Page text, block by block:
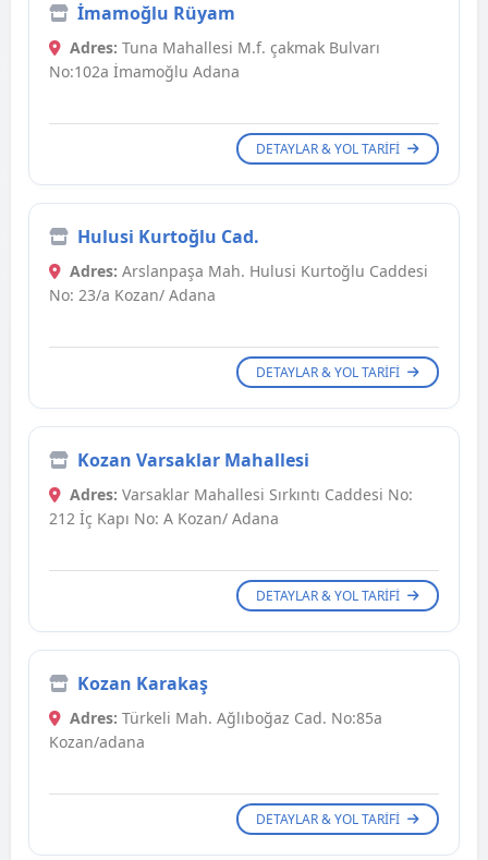
İmamoğlu Rüyam
Adres: Tuna Mahallesi M.f. çakmak Bulvarı
No:102a İmamoğlu Adana
DETAYLAR & YOL TARIFI
Hulusi Kurtoğlu Cad.
Adres: Arslanpaşa Mah. Hulusi Kurtoğlu Caddesi
No: 23/a Kozan/ Adana
DETAYLAR & YOL TARIFI
Kozan Varsaklar Mahallesi
Adres: Varsaklar Mahallesi Sırkıntı Caddesi No:
212 İç Kapı No: A Kozan/ Adana
DETAYLAR & YOL TARIFI
Kozan Karakaş
Adres: Türkeli Mah. Ağlıboğaz Cad. No:85a
Kozan/adana
DETAYLAR & YOL TARIFI